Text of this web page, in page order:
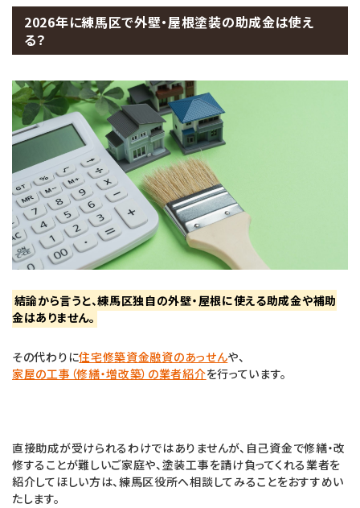
2026年に練馬区で外壁・屋根塗装の助成金は使え
る？
結論から言うと、練馬区独自の外壁・屋根に使える助成金や補助
金はありません。
その代わりに住宅修築資金融資のあっせんや、
家屋の工事（修繕・増改築）の業者紹介を行っています。
直接助成が受けられるわけではありませんが、自己資金で修繕・改
修することが難しいご家庭や、塗装工事を請け負ってくれる業者を
紹介してほしい方は、練馬区役所へ相談してみることをおすすめい
たします。